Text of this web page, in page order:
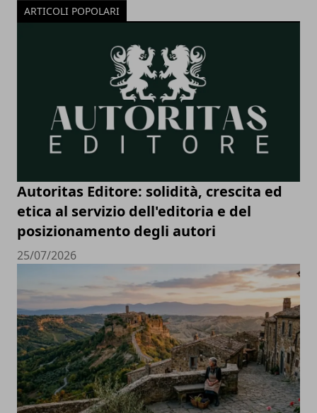
ARTICOLI POPOLARI
Autoritas Editore: solidità, crescita ed
etica al servizio dell'editoria e del
posizionamento degli autori
25/07/2026